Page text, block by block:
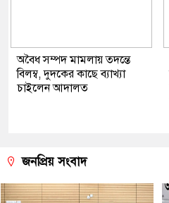
অবৈধ সম্পদ মামলায় তদন্তে
বিলম্ব, দুদকের কাছে ব্যাখ্যা
চাইলেন আদালত
জনপ্রিয় সংবাদ